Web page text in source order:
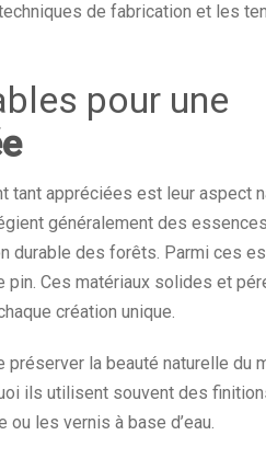
de fabrication et les
pour une
tant appréciées est leur aspect
généralement des
durable des forêts. Parmi ces
pin. Ces matériaux solides et
création unique.
la beauté naturelle du
ils utilisent souvent des
les vernis à base d’eau.